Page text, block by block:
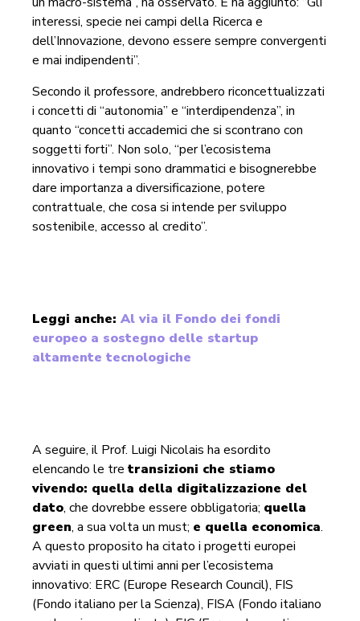
interessi, specie nei campi della Ricerca e
dell’Innovazione, devono essere sempre convergenti
e mai indipendenti”.
Secondo il professore, andrebbero riconcettualizzati
i concetti di “autonomia” e “interdipendenza”, in
quanto “concetti accademici che si scontrano con
soggetti forti”. Non solo, “per l’ecosistema
innovativo i tempi sono drammatici e bisognerebbe
dare importanza a diversificazione, potere
contrattuale, che cosa si intende per sviluppo
sostenibile, accesso al credito”.
Leggi anche: Al via il Fondo dei fondi
europeo a sostegno delle startup
altamente tecnologiche
A seguire, il Prof. Luigi Nicolais ha esordito
elencando le tre transizioni che stiamo
vivendo: quella della digitalizzazione del
dato, che dovrebbe essere obbligatoria; quella
green, a sua volta un must; e quella economica.
A questo proposito ha citato i progetti europei
avviati in questi ultimi anni per l’ecosistema
innovativo: ERC (Europe Research Council), FIS
(Fondo italiano per la Scienza), FISA (Fondo italiano